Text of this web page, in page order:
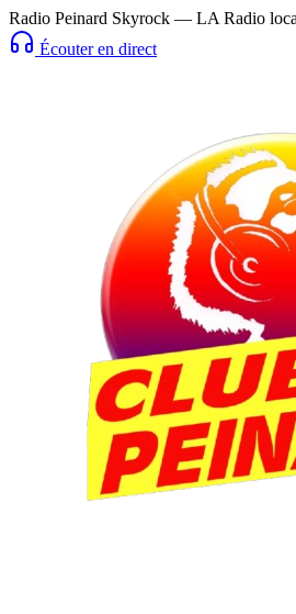
Radio Peinard Skyrock — LA Radio
Écouter en direct